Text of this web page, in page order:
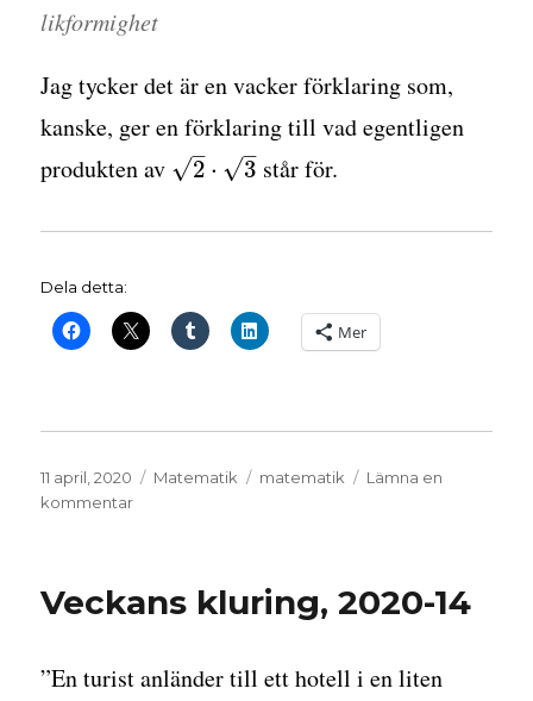
likformighet
Jag tycker det är en vacker förklaring som,
kanske, ger en förklaring till vad egentligen
produkten av
2
–
√ ⋅ 3
–
√ står för.
Dela detta:
Mer
Publicerat
den
11 april, 2020 Kategorier
Matematik Etiketter
matematik
Lämna en
kommentartill
Veckans kluring, 2020-14
”En turist anländer till ett hotell i en liten